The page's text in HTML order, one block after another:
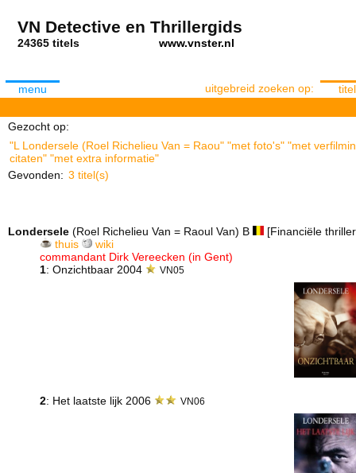
VN Detective en Thrillergids
24365 titels www.vnster.nl
menu uitgebreid zoeken op: titel
Gezocht op:
"L Londersele (Roel Richelieu Van = Raou" "met foto's" "met
citaten" "met extra informatie"
Gevonden: 3 titel(s)
Londersele (Roel Richelieu Van = Raoul Van) B
[Financiële
thuis
wiki
commandant Dirk Vereecken (in Gent)
1: Onzichtbaar 2004 VN05
2: Het laatste lijk 2006 VN06